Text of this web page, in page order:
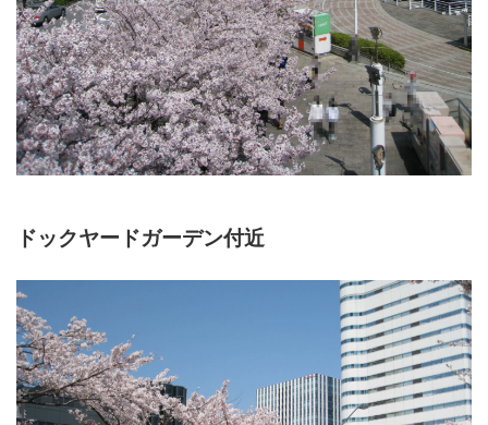
ドックヤードガーデン付近